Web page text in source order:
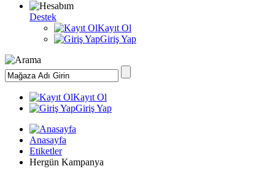
Destek
Kayıt Ol
Giriş Yap
Kayıt Ol
Giriş Yap
Anasayfa
Etiketler
Hergün Kampanya